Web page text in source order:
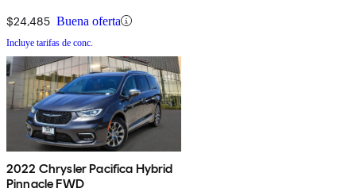
$24,485 Buena oferta
Incluye tarifas de conc.
2022 Chrysler Pacifica Hybrid
Pinnacle FWD